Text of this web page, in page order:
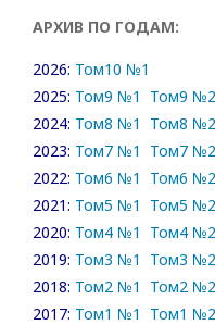
АРХИВ ПО ГОДАМ:
2026: Том10 №1
2025: Том9 №1
Том9 №2
2024: Том8 №1
Том8 №2
2023: Том7 №1
Том7 №2
2022: Том6 №1
Том6 №2
2021: Том5 №1
Том5 №2
2020: Том4 №1
Том4 №2
2019: Том3 №1
Том3 №2
2018: Том2 №1
Том2 №2
2017: Том1 №1 Том1 №2